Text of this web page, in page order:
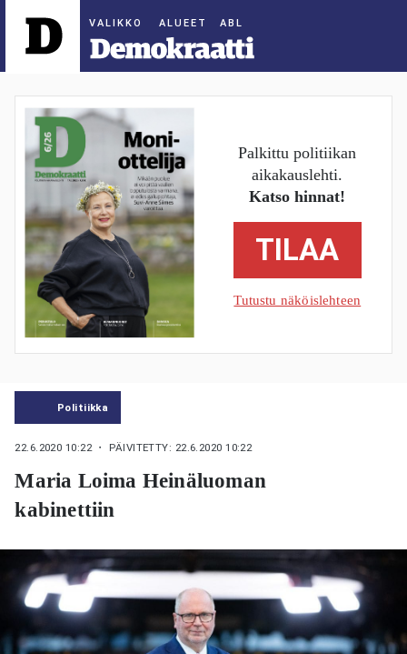
ALUEET
Palkittu politiikan
aikakauslehti.
Katso hinnat!
TILAA
Tutustu näköislehteen
Politiikka
22.6.2020 10:22 ・ PÄIVITETTY: 22.6.2020 10:22
Maria Loima Heinäluoman
kabinettiin